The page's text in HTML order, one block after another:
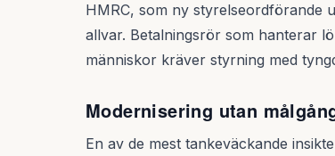
HMRC, som ny styrelseordförande
allvar. Betalningsrör som hanterar
människor kräver styrning med
Modernisering utan
En av de mest tankeväckande